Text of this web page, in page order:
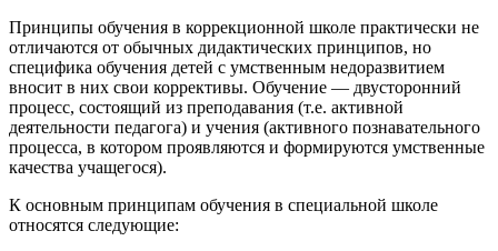
Принципы обучения в коррекционной школе практически не
отличаются от обычных дидактических принципов, но
специфика обучения детей с умственным недоразвитием
вносит в них свои коррективы. Обучение — двусторонний
процесс, состоящий из преподавания (т.е. активной
деятельности педагога) и учения (активного познавательного
процесса, в котором проявляются и формируются умственные
качества учащегося).
К основным принципам обучения в специальной школе
относятся следующие: